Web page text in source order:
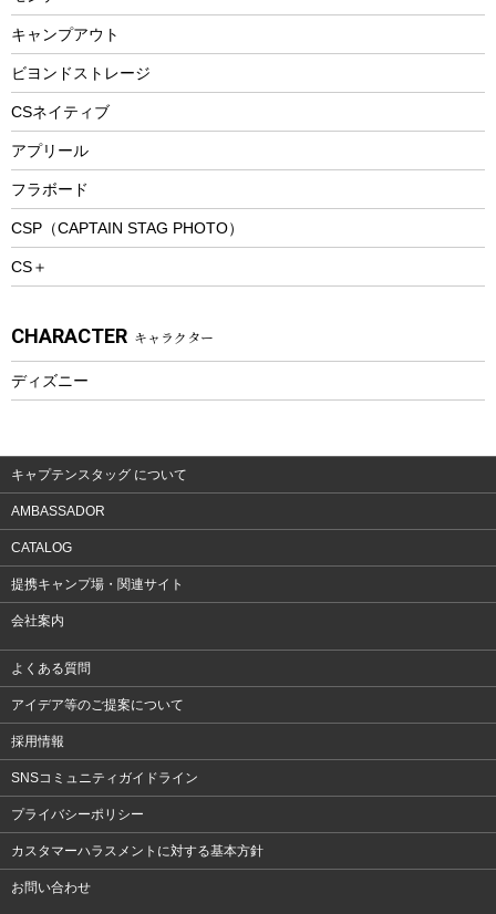
ランチボックス
スノーシュー
防寒ウェア
トレッキング
トレッキングアクセサリー
プレイグッズ
ウェルネス
ウェア、タオル
ウェア
キャンプアウト
ビヨンドストレージ
CSネイティブ
アプリール
フラボード
CSP（CAPTAIN STAG PHOTO）
CS＋
CHARACTER キャラクター
ディズニー
キャプテンスタッグ について
AMBASSADOR
CATALOG
提携キャンプ場・関連サイト
会社案内
よくある質問
アイデア等のご提案について
採用情報
SNSコミュニティガイドライン
プライバシーポリシー
カスタマーハラスメントに対する基本方針
お問い合わせ